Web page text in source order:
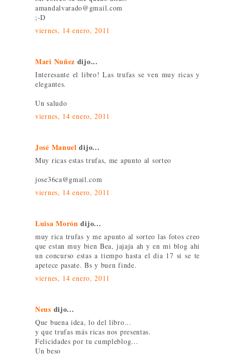
amandalvarado@gmail.com
;-D
viernes, 14 enero, 2011
Mari Nuñez dijo...
Interesante el libro! Las trufas se ven muy ricas y
elegantes.
Un saludo
viernes, 14 enero, 2011
José Manuel dijo...
Muy ricas estas trufas, me apunto al sorteo
jose36ca@gmail.com
viernes, 14 enero, 2011
Luisa Morón dijo...
muy rica trufas y me apunto al sorteo las fotos creo
que estan muy bien Bea, jajaja ah y en mi blog ahi
un concurso estas a tiempo hasta el dia 17 si se te
apetece pasate. Bs y buen finde.
viernes, 14 enero, 2011
Neus dijo...
Que buena idea, lo del libro...
y que trufas más ricas nos presentas.
Felicidades por tu cumpleblog...
Un beso